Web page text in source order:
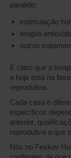
paralelo:
estimulação
terapia
outros
É claro que a
e hoje está na
reprodutiva.
Cada caso é
específicos
anterior,
reprodutiva a que
Nós no Feskov